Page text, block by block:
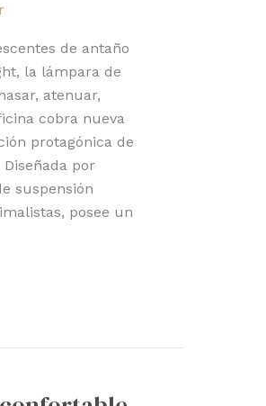
de antaño
la lámpara de
atenuar,
cobra nueva
protagónica de
por
suspensión
posee un